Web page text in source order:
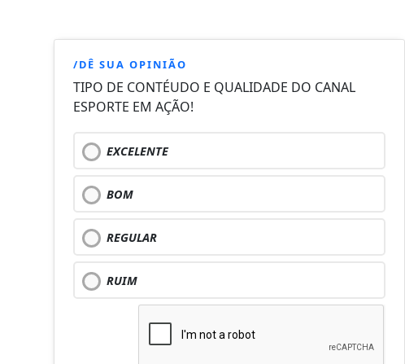
/DÊ SUA OPINIÃO
TIPO DE CONTÉUDO E QUALIDADE DO CANAL
ESPORTE EM AÇÃO!
EXCELENTE
BOM
REGULAR
RUIM